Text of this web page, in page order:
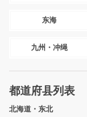
东海
九州・冲绳
都道府县列表
北海道・东北